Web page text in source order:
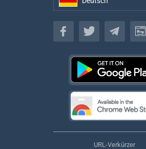
Deutsch
URL-Verkürzer